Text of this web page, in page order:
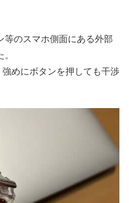
等のスマホ側面にある外部
めにボタンを押しても干渉